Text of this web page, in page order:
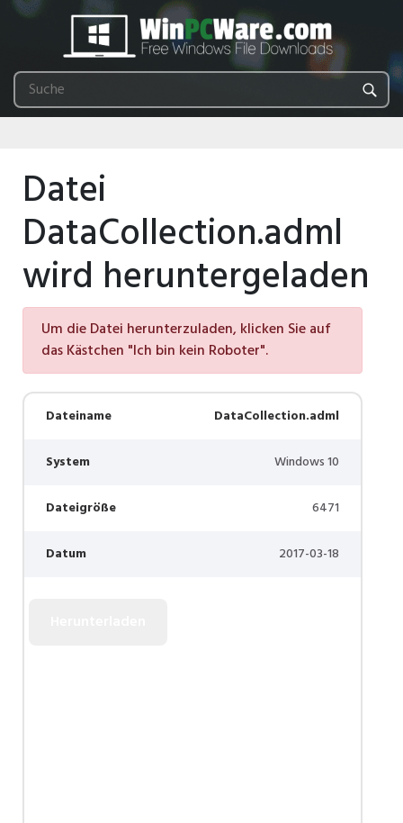
Datei
DataCollection.adml
wird heruntergeladen
Um die Datei herunterzuladen, klicken Sie auf
das Kästchen "Ich bin kein Roboter".
Dateiname DataCollection.adml
System Windows 10
Dateigröße 6471
Datum 2017-03-18